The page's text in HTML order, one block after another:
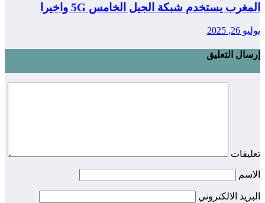
المغرب يستخدم شبكة الجيل الخامس 5G واخيرا
يوليو 26, 2025
إرسال التعليق
تعليقات
الاسم
البريد الالكتروني